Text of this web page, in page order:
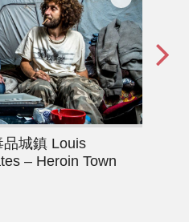
品城鎮 Louis
– Heroin Town